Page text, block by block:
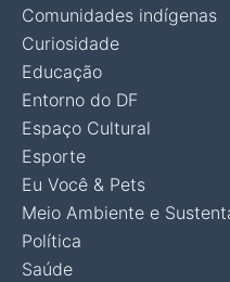
Comunidades indígenas
Curiosidade
Educação
Entorno do DF
Espaço Cultural
Esporte
Eu Você & Pets
Meio Ambiente e
Política
Saúde